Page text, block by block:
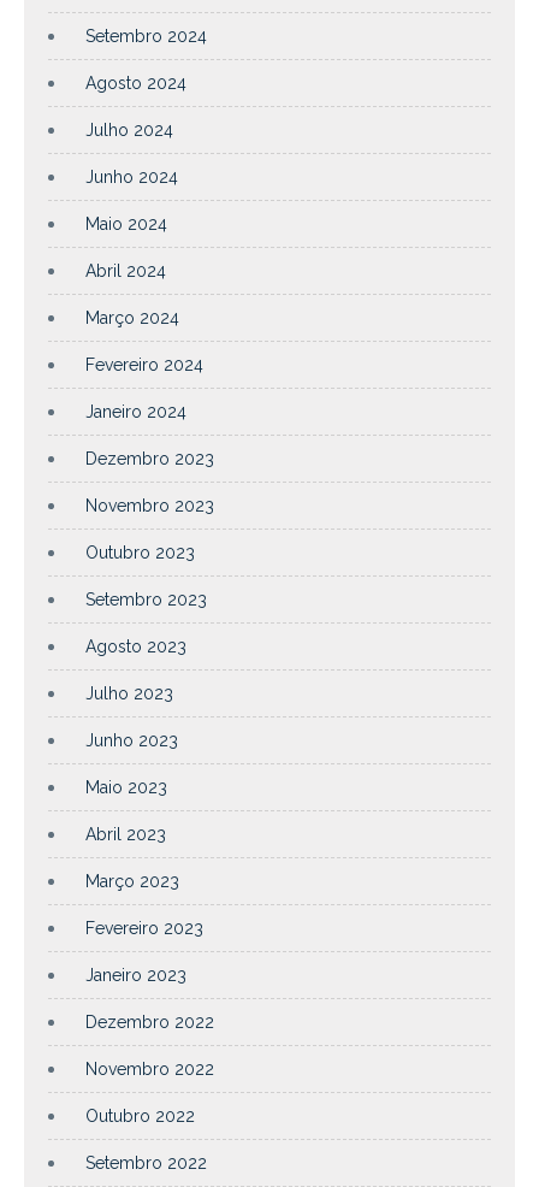
Setembro 2024
Agosto 2024
Julho 2024
Junho 2024
Maio 2024
Abril 2024
Março 2024
Fevereiro 2024
Janeiro 2024
Dezembro 2023
Novembro 2023
Outubro 2023
Setembro 2023
Agosto 2023
Julho 2023
Junho 2023
Maio 2023
Abril 2023
Março 2023
Fevereiro 2023
Janeiro 2023
Dezembro 2022
Novembro 2022
Outubro 2022
Setembro 2022